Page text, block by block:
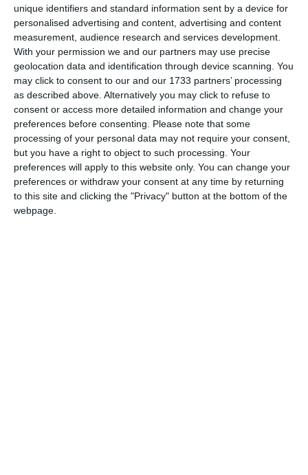
unique identifiers and standard information sent by a device for
personalised advertising and content, advertising and content
measurement, audience research and services development.
With your permission we and our partners may use precise
geolocation data and identification through device scanning. You
may click to consent to our and our 1733 partners’ processing
as described above. Alternatively you may click to refuse to
consent or access more detailed information and change your
preferences before consenting.
Please note that some
processing of your personal data may not require your consent,
but you have a right to object to such processing. Your
preferences will apply to this website only. You can change your
preferences or withdraw your consent at any time by returning
to this site and clicking the "Privacy" button at the bottom of the
webpage.
Deși există încă unele incertitudini privind intensitatea
maximă și momentul atingerii vârfului fenomenului El Niño,
majoritatea modelelor de prognoză sugerează că acesta va fi
cel puțin de intensitate moderată și posibil chiar puternic.
OMM reamintește că:
actualizările sale privind El Niño/La Niña reprezintă
cea mai autorizată sursă de informare la nivel mondial
pentru guverne, agenții umanitare și sectoare
vulnerabile în fața climei, precum agricultura,
sănătatea, energia și gestionarea apei;
previziunile se bazează pe consensul modelelor
elaborate de Centrele Globale ale Organizației